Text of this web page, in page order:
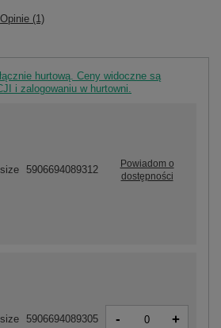
Opinie (1)
hurtową. Ceny widoczne są
i zalogowaniu w hurtowni.
5906694089305 - +
5906694089312
Powiadom o
dostępności